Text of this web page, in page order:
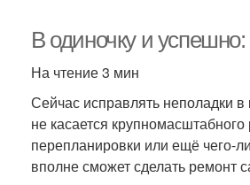
В одиночку и
На чтение 3 мин
Сейчас исправлять неполадки
не касается
перепланировки или ещё чего-
вполне сможет сделать ремонт